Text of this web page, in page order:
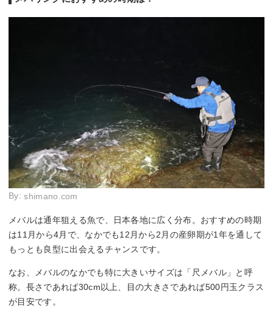
By:shimano.com
メバルは通年狙える魚で、日本各地に広く分布。おすすめの時期
は11月から4月で、なかでも12月から2月の産卵期が1年を通して
もっとも良型に出会えるチャンスです。
なお、メバルのなかでも特に大きいサイズは「尺メバル」と呼
称。長さであれば30cm以上、目の大きさであれば500円玉クラス
が目安です。